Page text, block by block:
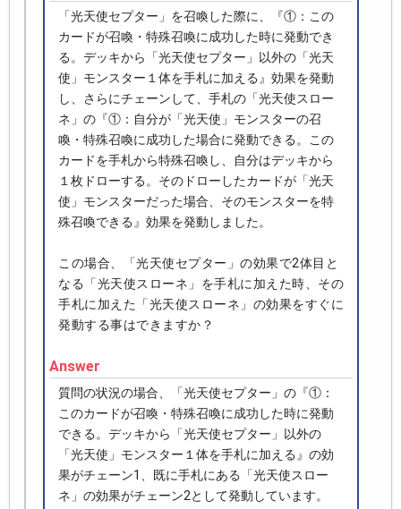
「光天使セプター」を召喚した際に、『①：この
カードが召喚・特殊召喚に成功した時に発動でき
る。デッキから「光天使セプター」以外の「光天
使」モンスター１体を手札に加える』効果を発動
し、さらにチェーンして、手札の「光天使スロー
ネ」の『①：自分が「光天使」モンスターの召
喚・特殊召喚に成功した場合に発動できる。この
カードを手札から特殊召喚し、自分はデッキから
１枚ドローする。そのドローしたカードが「光天
使」モンスターだった場合、そのモンスターを特
殊召喚できる』効果を発動しました。
この場合、「光天使セプター」の効果で2体目と
なる「光天使スローネ」を手札に加えた時、その
手札に加えた「光天使スローネ」の効果をすぐに
発動する事はできますか？
Answer
質問の状況の場合、「光天使セプター」の『①：
このカードが召喚・特殊召喚に成功した時に発動
できる。デッキから「光天使セプター」以外の
「光天使」モンスター１体を手札に加える』の効
果がチェーン1、既に手札にある「光天使スロー
ネ」の効果がチェーン2として発動しています。